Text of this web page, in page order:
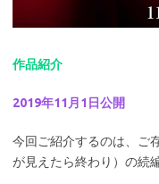
作品紹介
2019年11月1日公開
今回ご紹介するのは、ご
が見えたら終わり）の続